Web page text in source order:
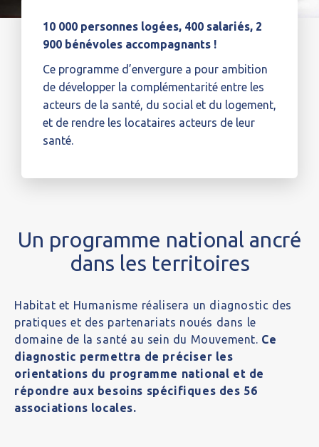
10 000 personnes logées, 400 salariés, 2
900 bénévoles accompagnants !
Ce programme d’envergure a pour ambition
de développer la complémentarité entre les
acteurs de la santé, du social et du logement,
et de rendre les locataires acteurs de leur
santé.
Un programme national ancré
dans les territoires
Habitat et Humanisme réalisera un diagnostic des
pratiques et des partenariats noués dans le
domaine de la santé au sein du Mouvement. Ce
diagnostic permettra de préciser les
orientations du programme national et de
répondre aux besoins spécifiques des 56
associations locales.